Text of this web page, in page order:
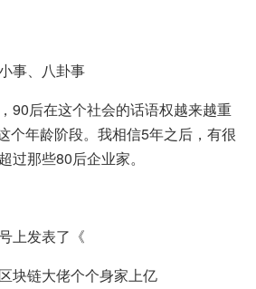
事、八卦事
90后在这个社会的话语权越来越重
个年龄阶段。我相信5年之后，有很
过那些80后企业家。
上发表了《
块链大佬个个身家上亿